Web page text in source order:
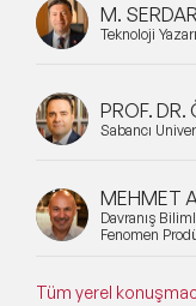
M.
Teknoloji
PROF. DR.
Sabancı
MEHMET
Davranış
Fenomen
Tüm yerel